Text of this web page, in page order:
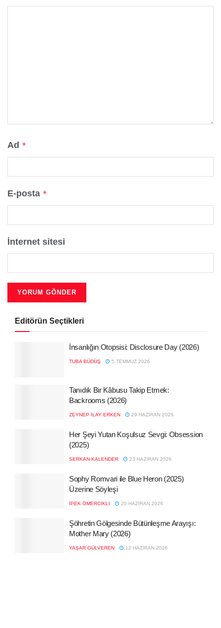
Ad *
E-posta *
İnternet sitesi
Editörün Seçtikleri
İnsanlığın Otopsisi: Disclosure Day (2026)
TUBA BÜDÜŞ 5 TEMMUZ 2026
Tanıdık Bir Kâbusu Takip Etmek:
Backrooms (2026)
ZEYNEP İLAY ERKEN 29 HAZIRAN 2026
Her Şeyi Yutan Koşulsuz Sevgi: Obsession
(2025)
SERKAN KALENDER 23 HAZIRAN 2026
Sophy Romvari ile Blue Heron (2025)
Üzerine Söyleşi
İPEK ÖMERCIKLI 20 HAZIRAN 2026
Şöhretin Gölgesinde Bütünleşme Arayışı:
Mother Mary (2026)
YAŞAR GÜLVEREN 12 HAZIRAN 2026